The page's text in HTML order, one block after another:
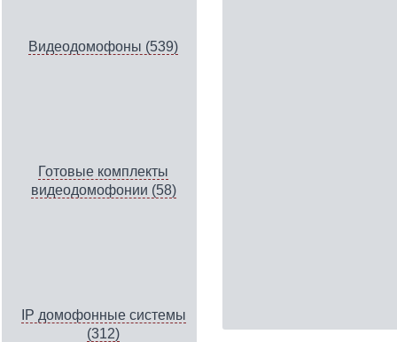
Видеодомофоны (539)
Готовые комплекты
видеодомофонии (58)
IP домофонные системы
(312)